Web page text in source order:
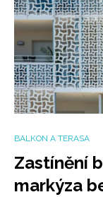
BALKON A TERASA
Zastínění
markýza